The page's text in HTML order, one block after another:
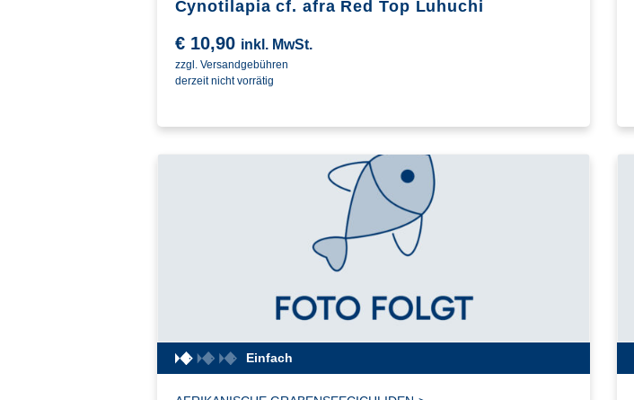
Cynotilapia cf. afra Red Top Luhuchi
€10,90 inkl. MwSt.
zzgl. Versandgebühren
derzeit nicht vorrätig
Einfach